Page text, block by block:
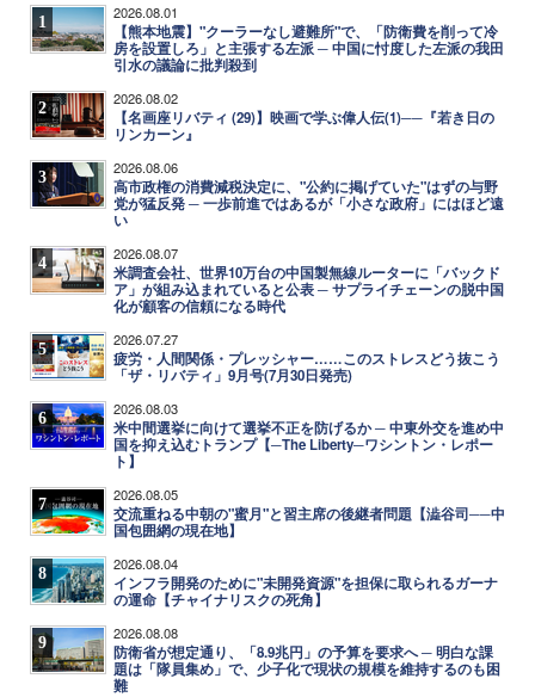
1 2026.08.01
【熊本地震】"クーラーなし避難所"で、「防衛費を削って冷
房を設置しろ」と主張する左派 ─ 中国に忖度した左派の我田
引水の議論に批判殺到
2 2026.08.02
【名画座リバティ (29)】映画で学ぶ偉人伝(1)──『若き日の
リンカーン』
3 2026.08.06
高市政権の消費減税決定に、"公約に掲げていた"はずの与野
党が猛反発 ─ 一歩前進ではあるが「小さな政府」にはほど遠
い
4 2026.08.07
米調査会社、世界10万台の中国製無線ルーターに「バックド
ア」が組み込まれていると公表 ─ サプライチェーンの脱中国
化が顧客の信頼になる時代
5 2026.07.27
疲労・人間関係・プレッシャー……このストレスどう抜こう
「ザ・リバティ」9月号(7月30日発売)
6 2026.08.03
米中間選挙に向けて選挙不正を防げるか ─ 中東外交を進め中
国を抑え込むトランプ【─The Liberty─ワシントン・レポー
ト】
7 2026.08.05
交流重ねる中朝の"蜜月"と習主席の後継者問題【澁谷司──中
国包囲網の現在地】
8 2026.08.04
インフラ開発のために"未開発資源"を担保に取られるガーナ
の運命【チャイナリスクの死角】
9 2026.08.08
防衛省が想定通り、「8.9兆円」の予算を要求へ ─ 明白な課
題は「隊員集め」で、少子化で現状の規模を維持するのも困
難